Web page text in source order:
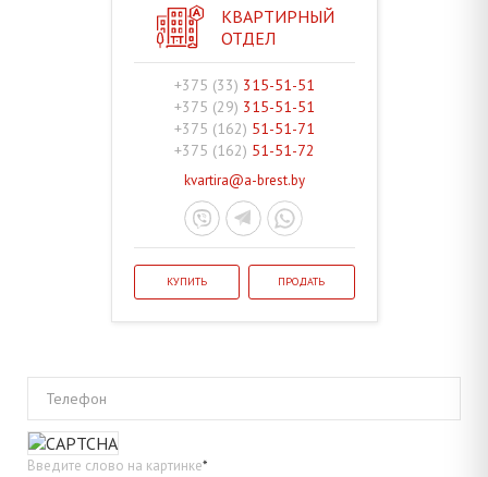
КВАРТИРНЫЙ
ОТДЕЛ
+375 (33) 315-51-51
+375 (29) 315-51-51
+375 (162) 51-51-71
+375 (162) 51-51-72
kvartira@a-brest.by
КУПИТЬ ПРОДАТЬ
Телефон
Введите слово на картинке*